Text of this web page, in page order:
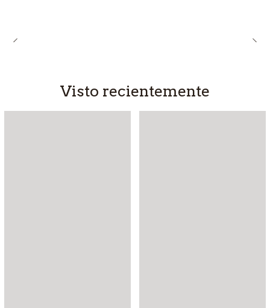
Visto recientemente